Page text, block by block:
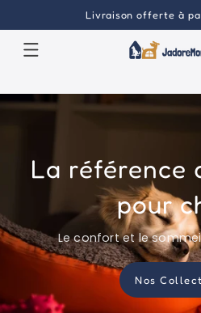
au
contenu
Livraison offerte à
La référence
pour
Le confort et le
Nos